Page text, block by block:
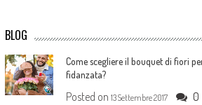
BLOG
Come scegliere il bouquet di fiori
fidanzata?
Posted on 13 Settembre 2017 0